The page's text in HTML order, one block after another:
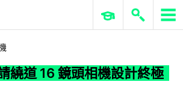
懼者請繞道 16 鏡頭相機設計終極曝光
ERP 與商業 AI
繞道 16 鏡頭相機設計終極